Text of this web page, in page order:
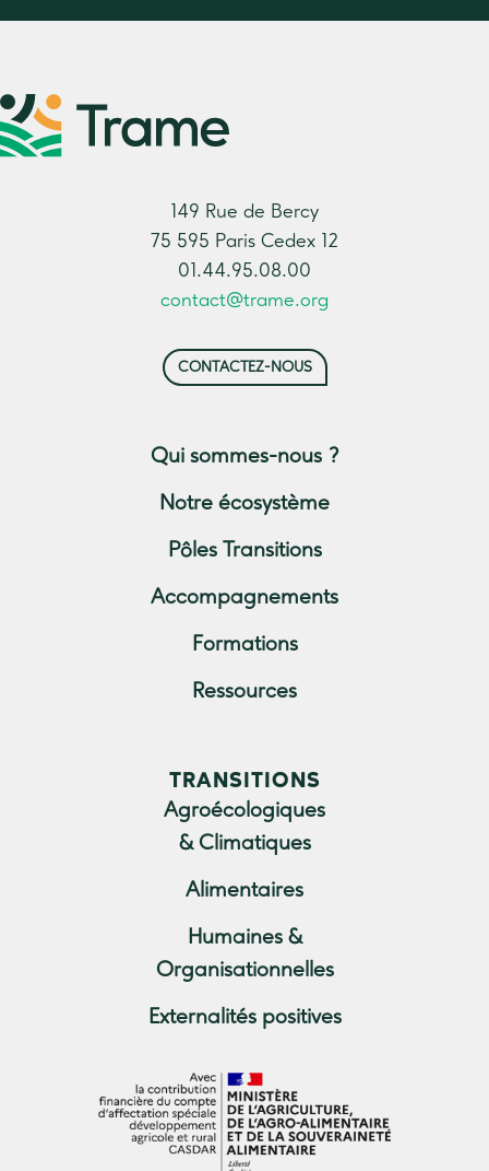
149 Rue de Bercy
75 595 Paris Cedex 12
01.44.95.08.00
contact@trame.org
CONTACTEZ-NOUS
Qui sommes-nous ?
Notre écosystème
Pôles Transitions
Accompagnements
Formations
Ressources
TRANSITIONS
Agroécologiques
& Climatiques
Alimentaires
Humaines &
Organisationnelles
Externalités positives